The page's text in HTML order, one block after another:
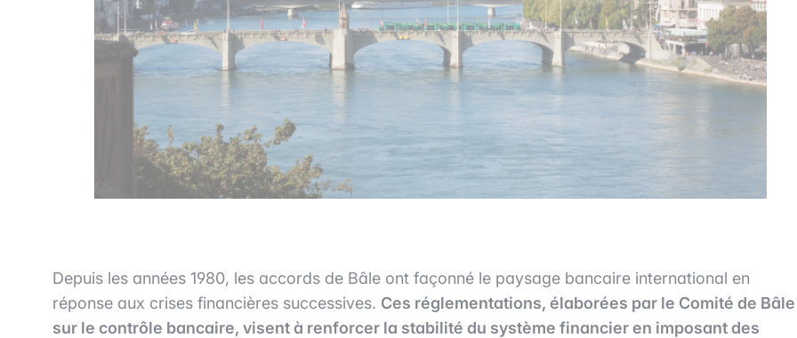
Depuis les années 1980, les accords de Bâle ont façonné le paysage bancaire international en
réponse aux crises financières successives. Ces réglementations, élaborées par le Comité de Bâle
sur le contrôle bancaire, visent à renforcer la stabilité du système financier en imposant des